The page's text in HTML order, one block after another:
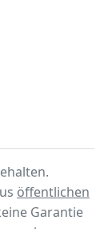
öffentlichen
Garantie